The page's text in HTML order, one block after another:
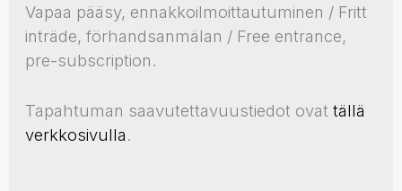
Vapaa pääsy, ennakkoilmoittautuminen / Fritt
inträde, förhandsanmälan / Free entrance,
pre-subscription.
Tapahtuman saavutettavuustiedot ovattällä
verkkosivulla.